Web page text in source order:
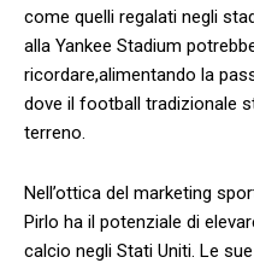
come quelli ​regalati ⁣negli
alla​ Yankee Stadium
ricordare,alimentando la
dove il football tradizionale
terreno.
Nell’ottica del marketing
Pirlo ⁤ha ‍il potenziale di
calcio negli Stati‌ Uniti. ⁤Le